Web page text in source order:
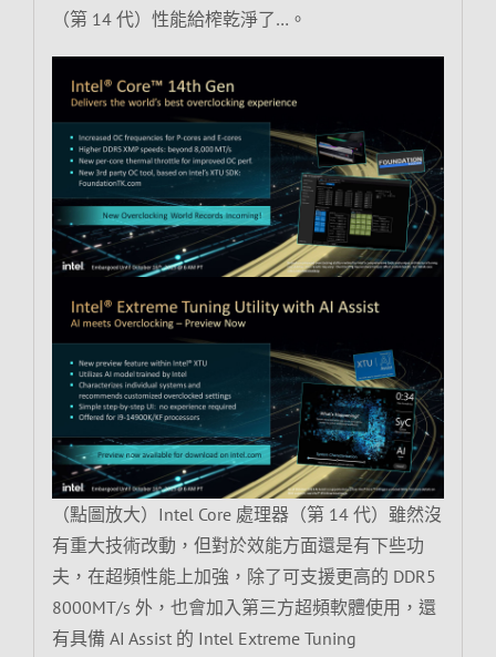
（第 14 代）性能給榨乾淨了…。
（點圖放大）Intel Core 處理器（第 14 代）雖然沒
有重大技術改動，但對於效能方面還是有下些功
夫，在超頻性能上加強，除了可支援更高的 DDR5
8000MT/s 外，也會加入第三方超頻軟體使用，還
有具備 AI Assist 的 Intel Extreme Tuning